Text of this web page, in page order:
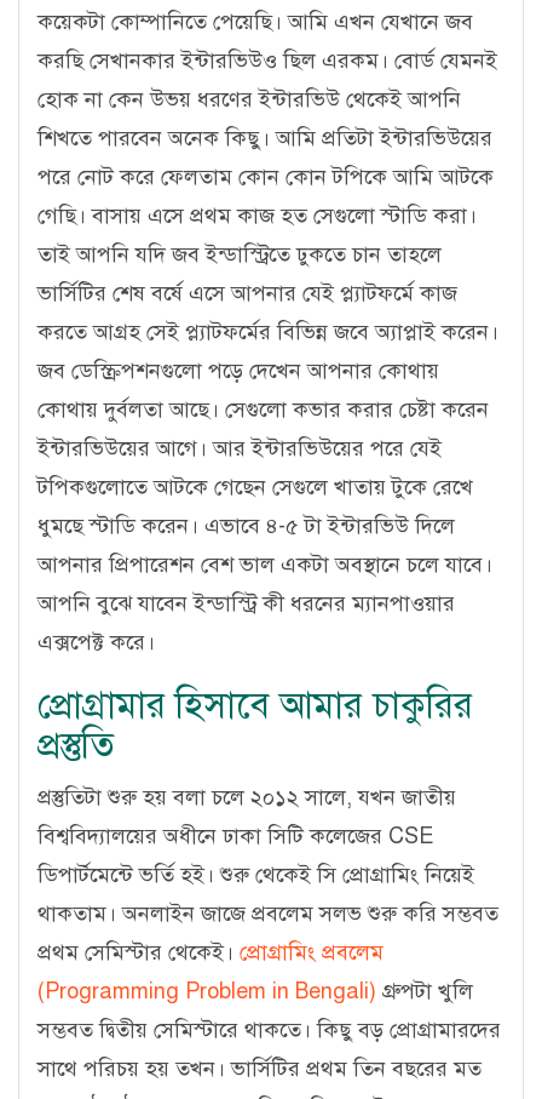
কয়েকটা কোম্পানিতে পেয়েছি। আমি এখন যেখানে জব
করছি সেখানকার ইন্টারভিউও ছিল এরকম। বোর্ড যেমনই
হোক না কেন উভয় ধরণের ইন্টারভিউ থেকেই আপনি
শিখতে পারবেন অনেক কিছু। আমি প্রতিটা ইন্টারভিউয়ের
পরে নোট করে ফেলতাম কোন কোন টপিকে আমি আটকে
গেছি। বাসায় এসে প্রথম কাজ হত সেগুলো স্টাডি করা।
তাই আপনি যদি জব ইন্ডাস্ট্রিতে ঢুকতে চান তাহলে
ভার্সিটির শেষ বর্ষে এসে আপনার যেই প্ল্যাটফর্মে কাজ
করতে আগ্রহ সেই প্ল্যাটফর্মের বিভিন্ন জবে অ্যাপ্লাই করেন।
জব ডেস্ক্রিপশনগুলো পড়ে দেখেন আপনার কোথায়
কোথায় দুর্বলতা আছে। সেগুলো কভার করার চেষ্টা করেন
ইন্টারভিউয়ের আগে। আর ইন্টারভিউয়ের পরে যেই
টপিকগুলোতে আটকে গেছেন সেগুলে খাতায় টুকে রেখে
ধুমছে স্টাডি করেন। এভাবে ৪-৫ টা ইন্টারভিউ দিলে
আপনার প্রিপারেশন বেশ ভাল একটা অবস্থানে চলে যাবে।
আপনি বুঝে যাবেন ইন্ডাস্ট্রি কী ধরনের ম্যানপাওয়ার
এক্সপেক্ট করে।
প্রোগ্রামার হিসাবে আমার চাকুরির
প্রস্তুতি
প্রস্তুতিটা শুরু হয় বলা চলে ২০১২ সালে, যখন জাতীয়
বিশ্ববিদ্যালয়ের অধীনে ঢাকা সিটি কলেজের CSE
ডিপার্টমেন্টে ভর্তি হই। শুরু থেকেই সি প্রোগ্রামিং নিয়েই
থাকতাম। অনলাইন জাজে প্রবলেম সলভ শুরু করি সম্ভবত
প্রথম সেমিস্টার থেকেই। প্রোগ্রামিং প্রবলেম
(Programming Problem in Bengali) গ্রুপটা খুলি
সম্ভবত দ্বিতীয় সেমিস্টারে থাকতে। কিছু বড় প্রোগ্রামারদের
সাথে পরিচয় হয় তখন। ভার্সিটির প্রথম তিন বছরের মত